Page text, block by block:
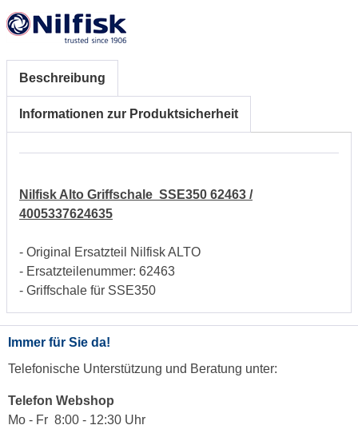
Beschreibung
Informationen zur Produktsicherheit
Nilfisk Alto Griffschale SSE350 62463 /
4005337624635
- Original Ersatzteil Nilfisk ALTO
- Ersatzteilenummer: 62463
- Griffschale für SSE350
Immer für Sie da!
Telefonische Unterstützung und Beratung unter:
Telefon Webshop
Mo - Fr 8:00 - 12:30 Uhr